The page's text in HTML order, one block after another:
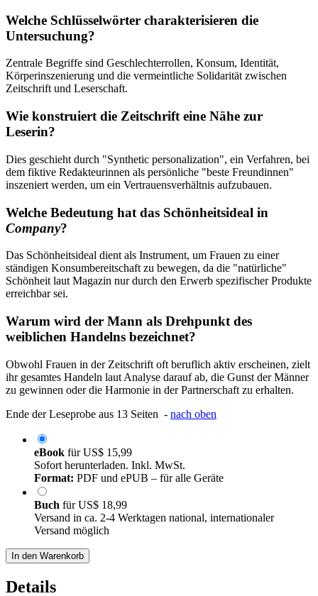
Welche Schlüsselwörter charakterisieren die
Untersuchung?
Zentrale Begriffe sind Geschlechterrollen, Konsum, Identität,
Körperinszenierung und die vermeintliche Solidarität zwischen
Zeitschrift und Leserschaft.
Wie konstruiert die Zeitschrift eine Nähe zur
Leserin?
Dies geschieht durch "Synthetic personalization", ein Verfahren, bei
dem fiktive Redakteurinnen als persönliche "beste Freundinnen"
inszeniert werden, um ein Vertrauensverhältnis aufzubauen.
Welche Bedeutung hat das Schönheitsideal in
Company?
Das Schönheitsideal dient als Instrument, um Frauen zu einer
ständigen Konsumbereitschaft zu bewegen, da die "natürliche"
Schönheit laut Magazin nur durch den Erwerb spezifischer Produkte
erreichbar sei.
Warum wird der Mann als Drehpunkt des
weiblichen Handelns bezeichnet?
Obwohl Frauen in der Zeitschrift oft beruflich aktiv erscheinen, zielt
ihr gesamtes Handeln laut Analyse darauf ab, die Gunst der Männer
zu gewinnen oder die Harmonie in der Partnerschaft zu erhalten.
Ende der Leseprobe aus 13 Seiten - nach oben
eBook fürUS$ 15,99
Sofort herunterladen. Inkl. MwSt.
Format: PDF und ePUB – für alle Geräte
Buch fürUS$ 18,99
Versand in ca. 2-4 Werktagen national, internationaler
Versand möglich
In den Warenkorb
Details